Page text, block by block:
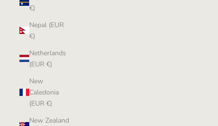
€)
Nepal (EUR
€)
Netherlands
(EUR €)
New
Caledonia
(EUR €)
New Zealand